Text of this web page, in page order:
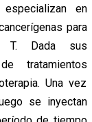
en
para
T. Dada sus
tratamientos
Una vez
se inyectan